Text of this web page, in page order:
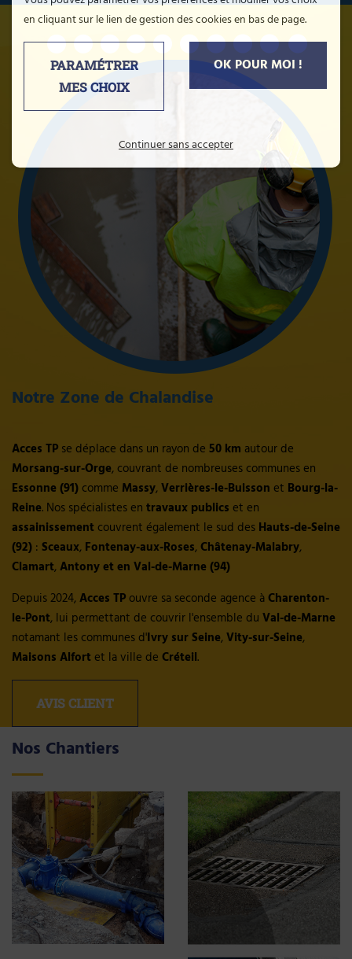
Notre Zone de Chalandise
Acces TP se déplace dans un rayon de 50 km autour de
Morsang-sur-Orge, couvrant de nombreuses communes en
Essonne (91) comme Massy,Verrières-le-Buisson et Bourg-la-
Reine. Nos spécialistes en travaux publics et en
assainissement couvrent également le sud des Hauts-de-Seine
(92) : Sceaux, Fontenay-aux-Roses,Châtenay-Malabry,
Clamart,Antony et en Val-de-Marne (94)
Depuis 2024,Acces TP ouvre sa seconde agence àCharenton-
le-Pont, lui permettant de couvrir l'ensemble du Val-de-Marne
notamant les communes d'Ivry sur Seine,Vity-sur-Seine,
Maisons Alfort et la ville de Créteil.
AVIS CLIENT
Nos Chantiers
en cliquant sur le lien de gestion des cookies en bas de page.
PARAMÉTRER
MES CHOIX
OK POUR MOI !
Continuer sans accepter